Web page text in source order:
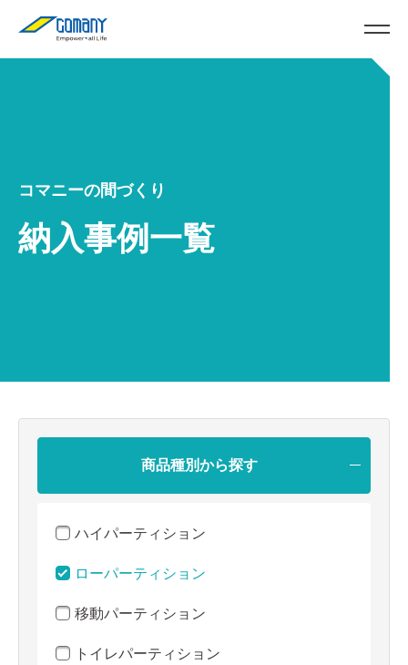
コマニーの間づくり
納入事例一覧
商品種別から探す
ハイパーティション
ローパーティション
移動パーティション
トイレパーティション